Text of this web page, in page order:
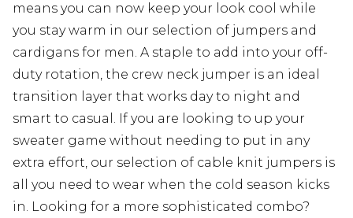
means you can now keep your look cool while
you stay warm in our selection of jumpers and
cardigans for men. A staple to add into your off-
duty rotation, the crew neck jumper is an ideal
transition layer that works day to night and
smart to casual. If you are looking to up your
sweater game without needing to put in any
extra effort, our selection of cable knit jumpers is
all you need to wear when the cold season kicks
in. Looking for a more sophisticated combo?